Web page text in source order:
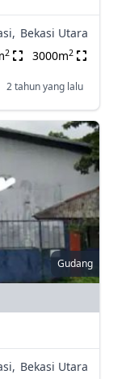
Bekasi Utara
2 3000m2
2 tahun yang lalu
Gudang
Bekasi Utara